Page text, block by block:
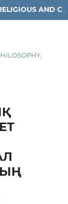
JETE – JОURNAL OF PHILOSOPHY, RELIGIOUS AND CULTURAL STUDIES